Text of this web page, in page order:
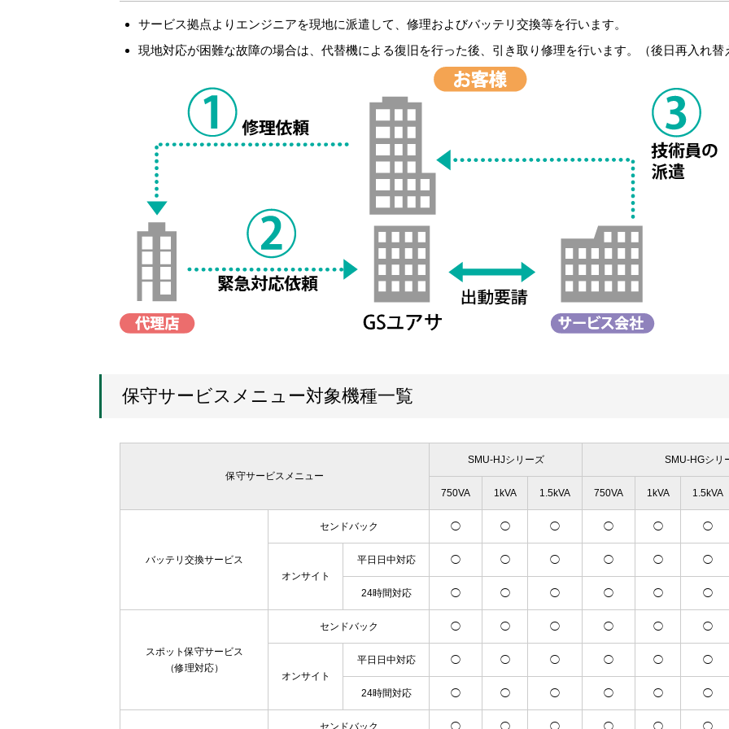
サービス拠点よりエンジニアを現地に派遣して、修理およびバッテリ交換等を行います。
現地対応が困難な故障の場合は、代替機による復旧を行った後、引き取り修理を行います。（後日再入れ替
保守サービスメニュー対象機種一覧
保守サービスメニュー
SMU-HJシリーズ SMU-HGシリ
750VA 1kVA 1.5kVA 750VA 1kVA 1.5kVA
バッテリ交換サービス
センドバック ◯ ◯ ◯ ◯ ◯ ◯
オンサイト
平日日中対応 ◯ ◯ ◯ ◯ ◯ ◯
24時間対応 ◯ ◯ ◯ ◯ ◯ ◯
スポット保守サービス
（修理対応）
センドバック ◯ ◯ ◯ ◯ ◯ ◯
オンサイト
平日日中対応 ◯ ◯ ◯ ◯ ◯ ◯
24時間対応 ◯ ◯ ◯ ◯ ◯ ◯
センドバック ◯ ◯ ◯ ◯ ◯ ◯